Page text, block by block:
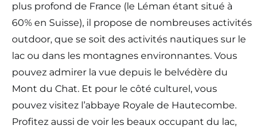
plus profond de France (le Léman étant situé à
60% en Suisse), il propose de nombreuses activités
outdoor, que se soit des activités nautiques sur le
lac ou dans les montagnes environnantes. Vous
pouvez admirer la vue depuis le belvédère du
Mont du Chat. Et pour le côté culturel, vous
pouvez visitez l’abbaye Royale de Hautecombe.
Profitez aussi de voir les beaux occupant du lac,